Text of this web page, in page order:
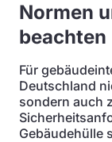
Normen
beachten
Für
Deutschland
sondern auch
Gebäudehülle